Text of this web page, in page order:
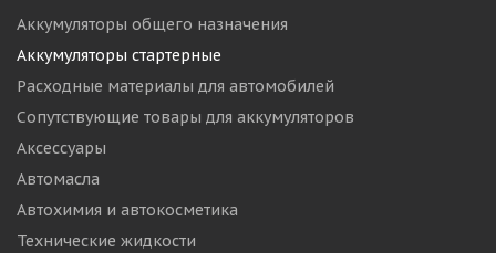
Аккумуляторы общего назначения
Аккумуляторы стартерные
Расходные материалы для автомобилей
Сопутствующие товары для аккумуляторов
Аксессуары
Автомасла
Автохимия и автокосметика
Технические жидкости